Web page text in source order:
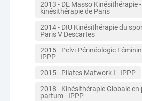
2013 - DE Masso Kinésithérapie -
kinésithérapie de Paris
2014 - DIU Kinésithérapie du
Paris V Descartes
2015 - Pelvi-Périnéologie
IPPP
2015 - Pilates Matwork I - IPPP
2018 - Kinésithérapie Globale en
partum - IPPP